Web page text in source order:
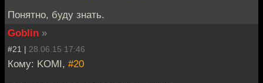
Понятно, буду знать.
Goblin »
#21 | 28.06.15 17:46
Кому: KOMI, #20